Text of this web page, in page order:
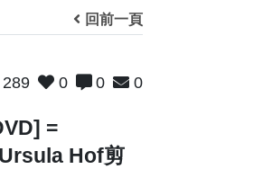
回前一頁
289 0 0 0
=
Hof剪